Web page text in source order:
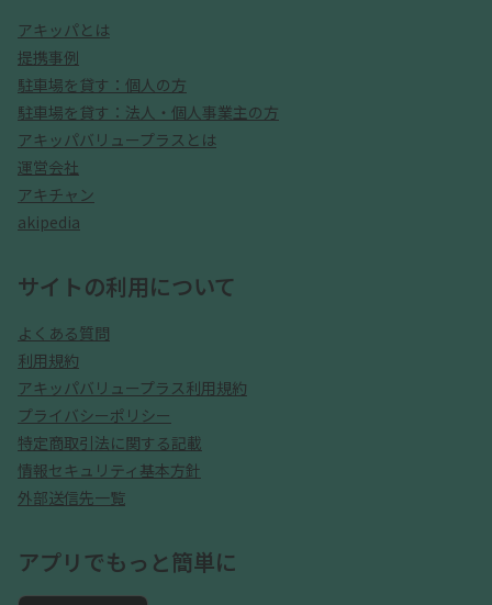
アキッパとは
提携事例
駐車場を貸す：個人の方
駐車場を貸す：法人・個人事業主の方
アキッパバリュープラスとは
運営会社
アキチャン
akipedia
サイトの利用について
よくある質問
利用規約
アキッパバリュープラス利用規約
プライバシーポリシー
特定商取引法に関する記載
情報セキュリティ基本方針
外部送信先一覧
アプリでもっと簡単に